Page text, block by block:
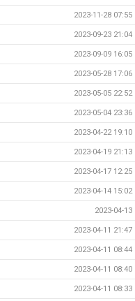
2023-11-28 07:55
2023-09-23 21:04
2023-09-09 16:05
2023-05-28 17:06
2023-05-05 22:52
2023-05-04 23:36
2023-04-22 19:10
2023-04-19 21:13
2023-04-17 12:25
2023-04-14 15:02
2023-04-13
2023-04-11 21:47
2023-04-11 08:44
2023-04-11 08:40
2023-04-11 08:33